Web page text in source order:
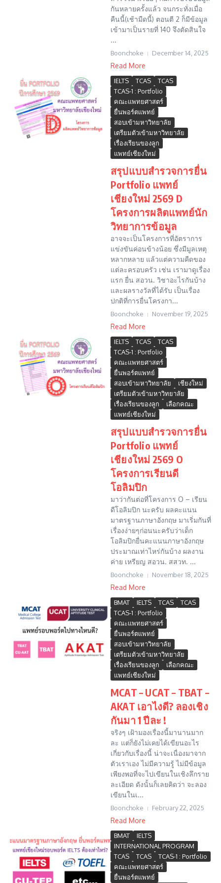
กันหลายครั้งแล้ว จนกระทั่งเมื่อ
คืนนี้(เช้ามืดนี้) ตอนตี 2 ก็มีข้อมูล
เข้ามาเป็นรายที่ 140 จึงตัดสินใจ
...
Boonchoke December 14, 2025
Read More
IELTS TCAS
TCAS
TCAS-1 : Portfolio
คณะแพทยศาสตร์
ยื่นพอร์ตแพทย์
สอบเข้ามหาวิทยาลัย
เตรียมตัวเข้ามหาวิทยาลัย
เรื่องเรียนของลูก
แพทย์เชียงใหม่
สรุปแบบสำรวจการยื่น
Portfolio แพทย์
เชียงใหม่ 2569 D
โครงการผลิตแพทย์นัก
วิทยาการข้อมูล
อาจจะเป็นโครงการที่อัตราการ
แข่งขันค่อนข้างน้อย ซึ่งมีมูลเหตุ
หลากหลาย แล้วแต่ความคืดของ
แต่ละครอบครัว เช่น เรามาดูเรื่อง
แรก ยื่น สอวน. วิชาอะไรกันบ้าง
และผลรางวัลที่ได้รับ เป็นเรื่อง
ปกติที่การยื่นโครงกา...
Boonchoke November 19, 2025
Read More
IELTS TCAS
TCAS
TCAS-1 : Portfolio
คณะแพทยศาสตร์
ยื่นพอร์ตแพทย์
สอบเข้ามหาวิทยาลัย
เชียงใหม่
เตรียมตัวเข้ามหาวิทยาลัย
เรื่องเรียนของลูก
เลือกคณะ
แพทย์เชียงใหม่
สรุปแบบสำรวจการยื่น
Portfolio แพทย์
เชียงใหม่ 2569 O
โครงการเรียนดี
โอลิมปิก
มาว่ากันต่อที่โครงการ O – เรียน
ดีโอลิมปิก นะครับ ผลคะแนน
มาตรฐานภาษาอังกฤษ มาเริ่มกันที่
เรื่องง่ายๆก่อนนะครับว่าเด็ก
โอลิมปิกยื่นคะแนนภาษาอังกฤษ
ประมาณเท่าไหร่กันบ้าง ผลงาน
ค่าย เหรียญ สอวน. สสวท. ...
Boonchoke November 18, 2025
Read More
BMAT IELTS TCAS
TCAS
TCAS-1 : Portfolio
คณะแพทยศาสตร์
ยื่นพอร์ตแพทย์
สอบเข้ามหาวิทยาลัย
เตรียมตัวเข้ามหาวิทยาลัย
เรื่องเรียนของลูก
เลือกคณะ
แพทย์เชียงใหม่
MCAT – UCAT – TBAT –
AKAT เอาไงดี? ลองเชิง
กันมา 1 ปีละ !
จริงๆ เฝ้ามองเรื่องนี้มานานมาก
ละ แต่ก็ยังไม่เคยได้เขียนอะไร
เกี่ยวกับเรื่องนี้ น่าจะเนื่องมาจาก
ตัวเราเอง ไม่มีความรู้ ไม่มีข้อมูล
เพียงพอที่จะไปเขียนในเชิงลึกราย
ละเอียด ดังนั้นก็เลยคิดว่า จะลอง
เขียนในเ...
Boonchoke February 22, 2025
Read More
BMAT
IELTS
INTERNATIONAL PROGRAM
TCAS
TCAS
TCAS-1 : Portfolio
คณะแพทยศาสตร์
ยื่นพอร์ตแพทย์